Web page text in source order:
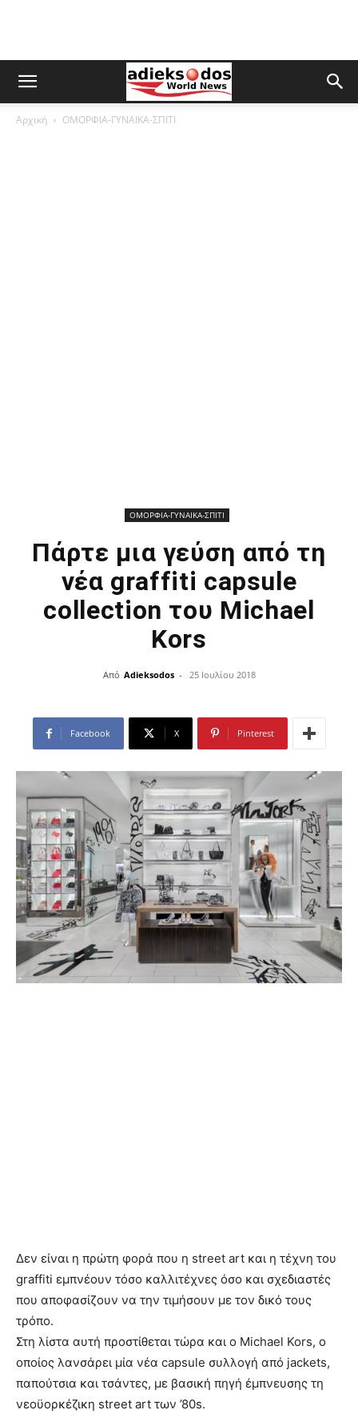
Αρχική ΟΜΟΡΦΙΑ-ΓΥΝΑΙΚΑ-ΣΠΙΤΙ
ΟΜΟΡΦΙΑ-ΓΥΝΑΙΚΑ-ΣΠΙΤΙ
Πάρτε μια γεύση από τη
νέα graffiti capsule
collection του Michael
Kors
Από Adieksodos - 25 Ιουλίου 2018
Facebook X Pinterest
Δεν είναι η πρώτη φορά που η street art και η τέχνη του
graffiti εμπνέουν τόσο καλλιτέχνες όσο και σχεδιαστές
που αποφασίζουν να την τιμήσουν με τον δικό τους
τρόπο.
Στη λίστα αυτή προστίθεται τώρα και ο Michael Kors, ο
οποίος λανσάρει μία νέα capsule συλλογή από jackets,
παπούτσια και τσάντες, με βασική πηγή έμπνευσης τη
νεοϋορκέζικη street art των ’80s.